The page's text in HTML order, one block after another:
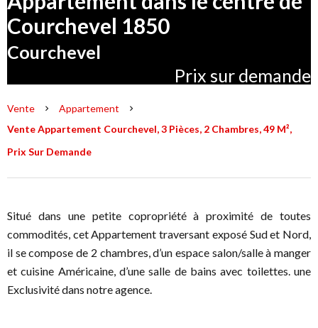
Courchevel 1850
Courchevel
Prix sur demande
Vente
Appartement
Vente Appartement Courchevel, 3 Pièces, 2 Chambres, 49 M²,
Prix Sur Demande
Situé dans une petite copropriété à proximité de toutes
commodités, cet Appartement traversant exposé Sud et Nord,
il se compose de 2 chambres, d’un espace salon/salle à manger
et cuisine Américaine, d’une salle de bains avec toilettes. une
Exclusivité dans notre agence.